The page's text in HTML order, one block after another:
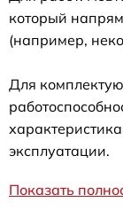
который
(например,
Для
эксплуатации.
Показать